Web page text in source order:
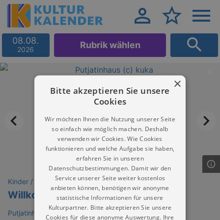
08.08.
2026 Rubrik wählen
Kinder / Familie
Willkommen kleine Fee
Putjatinhaus
×
Bitte akzeptieren Sie unsere
Cookies
Wir möchten Ihnen die Nutzung unserer Seite
so einfach wie möglich machen. Deshalb
verwenden wir Cookies. Wie Cookies
funktionieren und welche Aufgabe sie haben,
erfahren Sie in unseren
Datenschutzbestimmungen. Damit wir den
Service unserer Seite weiter kostenlos
anbieten können, benötigen wir anonyme
statistische Informationen für unsere
Kulturpartner. Bitte akzeptieren Sie unsere
Cookies für diese anonyme Auswertung. Ihre